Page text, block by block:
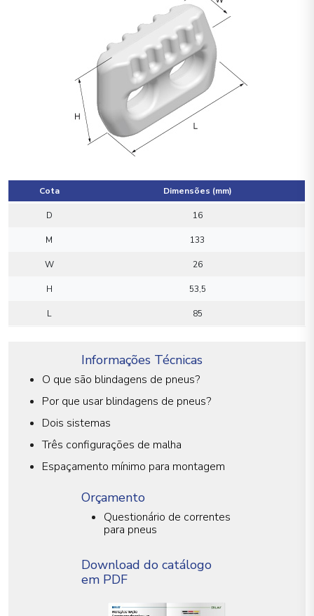
Cota Dimensões (mm)
D 16
M 133
W 26
H 53,5
L 85
Informações Técnicas
O que são blindagens de pneus?
Por que usar blindagens de pneus?
Dois sistemas
Três configurações de malha
Espaçamento mínimo para montagem
Orçamento
Questionário de correntes
para pneus
Download do catálogo
em PDF